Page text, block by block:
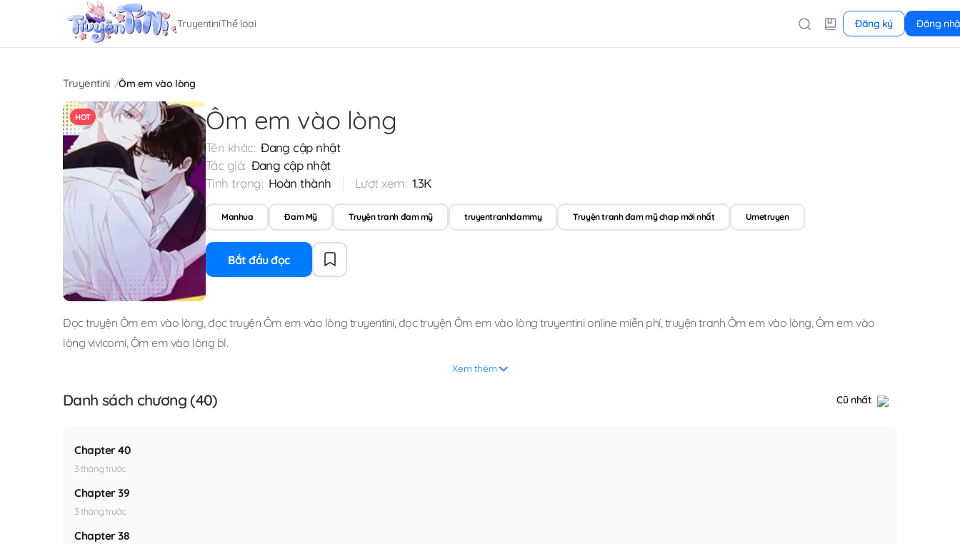
TruyentiniThể loại Đăng ký Đăng
Truyentini Ôm em vào lòng
HOT Ôm em vào lòng
Tên khác: Đang cập nhật
Tác giả: Đang cập nhật
Tình trạng: Hoàn thành Lượt xem: 1.3K
Manhua Đam Mỹ Truyện tranh đam mỹ truyentranhdammy Truyện tranh đam mỹ chap mới nhất Umetruyen
Bắt đầu đọc
Đọc truyện Ôm em vào lòng,đọc truyện Ôm em vào lòng truyentini,đọc truyện Ôm em vào lòng truyentini online miễn phí,truyện tranh Ôm em vào lòng,Ôm em vào
lòng vivicomi,Ôm em vào lòng bl.
Xem thêm
Danh sách chương (40) Cũ nhất
Chapter 40
3 tháng trước
Chapter 39
3 tháng trước
Chapter 38